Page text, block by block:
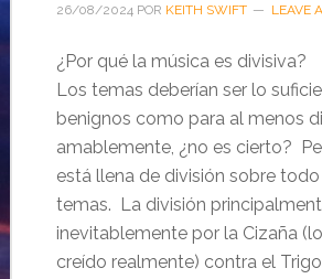
26/08/2024POR KEITH SWIFT LEAVE
¿Por qué la música es divisiva?
Los temas deberían ser lo
benignos como para al menos
amablemente, ¿no es cierto?
está llena de división sobre
temas. La división
inevitablemente por la Cizaña
creído realmente) contra el